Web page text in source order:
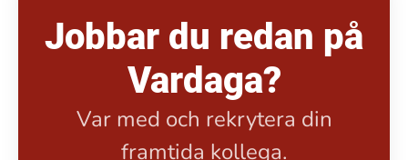
Jobbar du redan på
Vardaga?
Var med och rekrytera din
framtida kollega.